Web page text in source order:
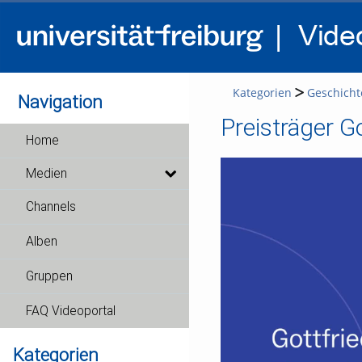
Navigation
Home
Medien
Channels
Alben
Gruppen
FAQ Videoportal
Kategorien
Kategorien
Preisträger